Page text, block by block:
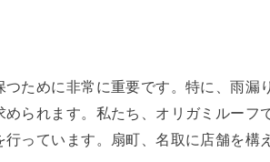
ために非常に重要です。特に、雨漏
られます。私たち、オリガミルーフ
っています。扇町、名取に店舗を構